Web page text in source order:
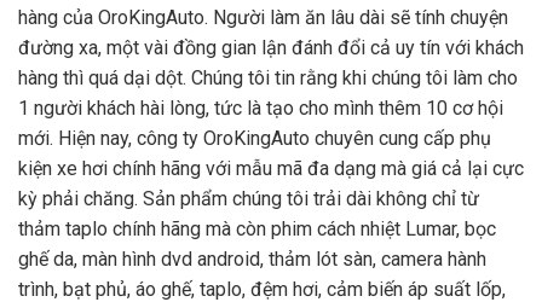
hàng của OroKingAuto. Người làm ăn lâu dài sẽ tính chuyện
đường xa, một vài đồng gian lận đánh đổi cả uy tín với khách
hàng thì quá dại dột. Chúng tôi tin rằng khi chúng tôi làm cho
1 người khách hài lòng, tức là tạo cho mình thêm 10 cơ hội
mới. Hiện nay, công ty OroKingAuto chuyên cung cấp phụ
kiện xe hơi chính hãng với mẫu mã đa dạng mà giá cả lại cực
kỳ phải chăng. Sản phẩm chúng tôi trải dài không chỉ từ
thảm taplo chính hãng mà còn phim cách nhiệt Lumar, bọc
ghế da, màn hình dvd android, thảm lót sàn, camera hành
trình, bạt phủ, áo ghế, taplo, đệm hơi, cảm biến áp suất lốp,